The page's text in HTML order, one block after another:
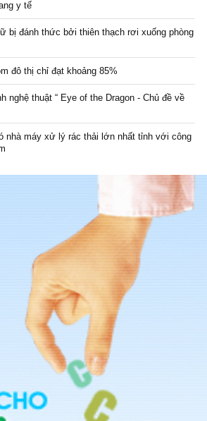
y tế
bị đánh thức bởi thiên thạch rơi xuống phòng
đô thị chỉ đạt khoảng 85%
nghệ thuật “ Eye of the Dragon - Chủ đề về
nhà máy xử lý rác thải lớn nhất tỉnh với công